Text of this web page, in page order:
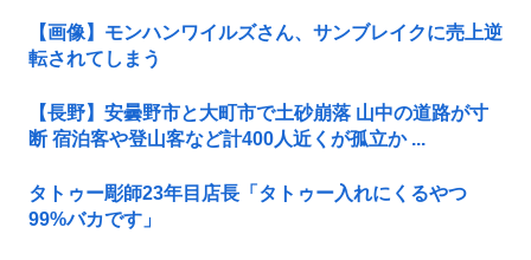
【画像】モンハンワイルズさん、サンブレイクに売上逆
転されてしまう
【長野】安曇野市と大町市で土砂崩落 山中の道路が寸
断 宿泊客や登山客など計400人近くが孤立か ...
タトゥー彫師23年目店長「タトゥー入れにくるやつ
99%バカです」